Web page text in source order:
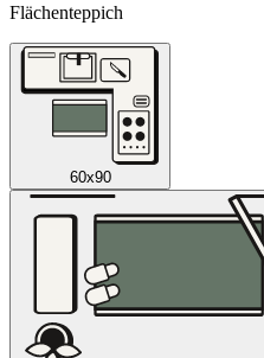
Flächenteppich
60x90